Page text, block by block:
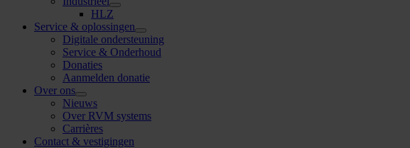
HLZ
Service & oplossingen
Digitale ondersteuning
Service & Onderhoud
Donaties
Aanmelden donatie
Over ons
Nieuws
Over RVM systems
Carrières
Contact & vestigingen